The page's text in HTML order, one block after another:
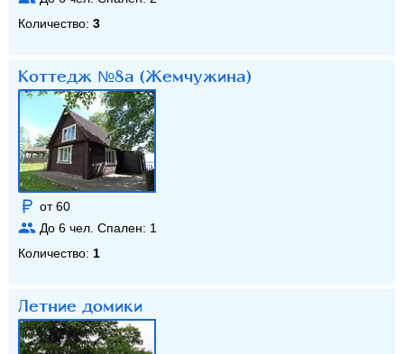
Количество: 3
Коттедж №8а (Жемчужина)
от 60
До 6 чел. Спален: 1
Количество: 1
Летние домики